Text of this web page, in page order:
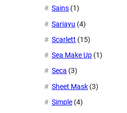
Sains (1)
Sariayu (4)
Scarlett (15)
Sea Make Up (1)
Seca (3)
Sheet Mask (3)
Simple (4)